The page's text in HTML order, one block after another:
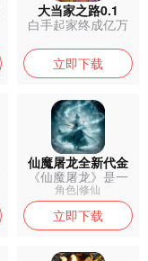
大当家之路0.1
白手起家终成亿万
立即下载
仙魔屠龙全新代金
《仙魔屠龙》是一
款以中国古典...
角色|修仙
立即下载